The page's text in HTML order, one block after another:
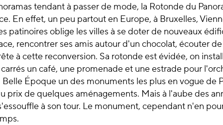
tendant à passer de mode, la Rotonde du
En effet, un peu partout en Europe, à Bruxelles,
patinoires oblige les villes à se doter de nouveaux
rencontrer ses amis autour d'un chocolat, écouter
à cette reconversion. Sa rotonde est évidée, on
un café, une promenade et une estrade pour
Belle Époque un des monuments les plus en vogue de
prix de quelques aménagements. Mais à l'aube des
à son tour. Le monument, cependant n'en